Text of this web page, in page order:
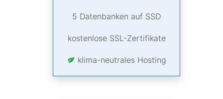
5 Datenbanken auf SSD
kostenlose SSL-Zertifikate
klima-neutrales Hosting